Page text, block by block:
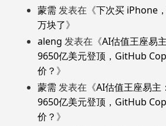
蒙需 发表在《下次买 iPhone
万块了》
aleng 发表在《AI估值王座易
9650亿美元登顶，GitHub
价？ 》
蒙需 发表在《AI估值王座易
9650亿美元登顶，GitHub
价？ 》